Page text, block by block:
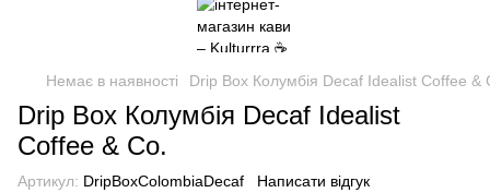
Немає в наявності Drip Box Колумбія Decaf Idealist Coffee &
Drip Box Колумбія Decaf Idealist
Coffee & Co.
Артикул: DripBoxColombiaDecaf Написати відгук